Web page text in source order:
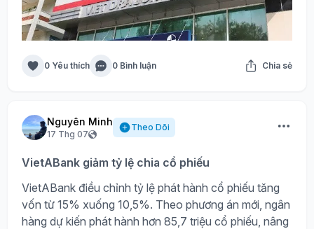
0 Yêu thích 0 Bình luận Chia sẻ
Nguyên Minh
17 Thg 07
Theo Dõi
VietABank giảm tỷ lệ chia cổ phiếu
VietABank điều chỉnh tỷ lệ phát hành cổ phiếu tăng
vốn từ 15% xuống 10,5%. Theo phương án mới, ngân
hàng dự kiến phát hành hơn 85,7 triệu cổ phiếu, nâng